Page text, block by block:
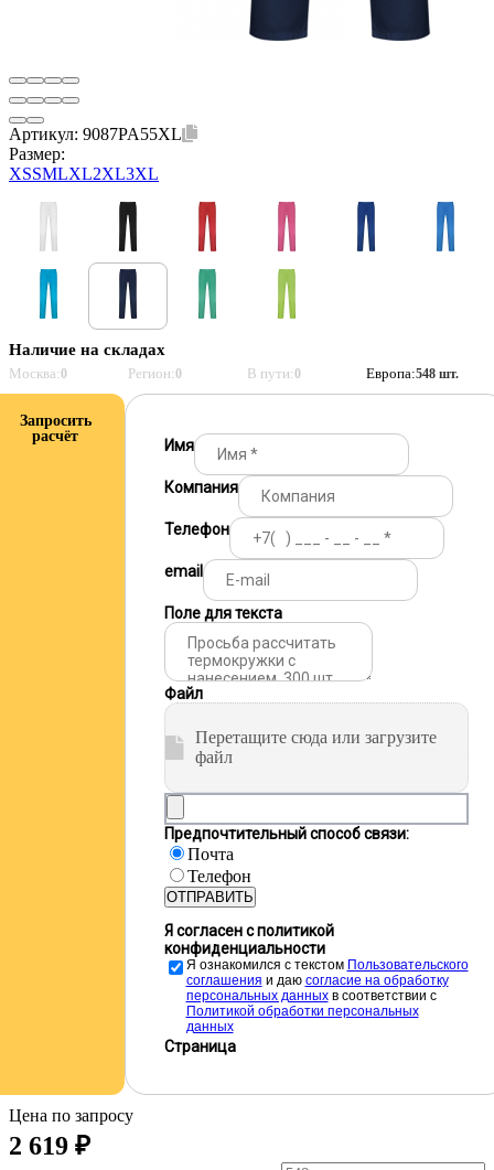
Артикул: 9087PA55XL
Размер:
XSSMLXL2XL3XL
Наличие на складах
Москва:0 Регион:0 В пути:0 Европа:548 шт.
Запросить
расчёт
Имя
Компания
Телефон
email
Поле для текста
Файл
Перетащите сюда или загрузите
файл
Предпочтительный способ связи:
Почта
Телефон
ОТПРАВИТЬ
Я согласен с политикой
конфиденциальности
Я ознакомился с текстом Пользовательского
соглашения и даю cогласие на обработку
персональных данныхв соответствии с
Политикой обработки персональных
данных
Страница
Цена по запросу
2 619 ₽